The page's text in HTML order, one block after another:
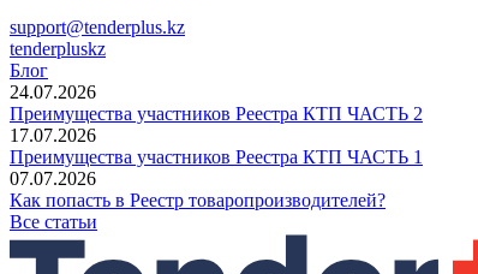
support@tenderplus.kz
tenderpluskz
Блог
24.07.2026
Преимущества участников Реестра КТП ЧАСТЬ 2
17.07.2026
Преимущества участников Реестра КТП ЧАСТЬ 1
07.07.2026
Как попасть в Реестр товаропроизводителей?
Все статьи